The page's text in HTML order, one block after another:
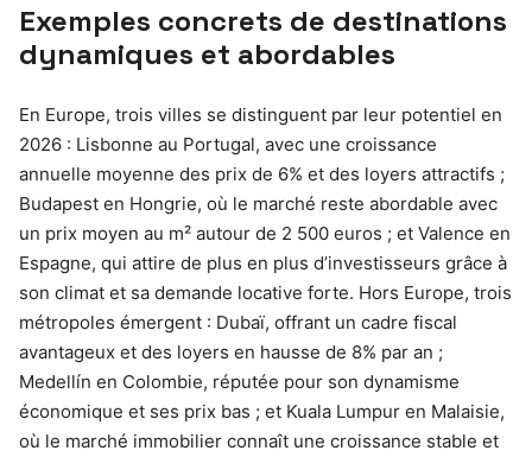
Exemples concrets de destinations
dynamiques et abordables
En Europe, trois villes se distinguent par leur potentiel en
2026 : Lisbonne au Portugal, avec une croissance
annuelle moyenne des prix de 6% et des loyers attractifs ;
Budapest en Hongrie, où le marché reste abordable avec
un prix moyen au m² autour de 2 500 euros ; et Valence en
Espagne, qui attire de plus en plus d’investisseurs grâce à
son climat et sa demande locative forte. Hors Europe, trois
métropoles émergent : Dubaï, offrant un cadre fiscal
avantageux et des loyers en hausse de 8% par an ;
Medellín en Colombie, réputée pour son dynamisme
économique et ses prix bas ; et Kuala Lumpur en Malaisie,
où le marché immobilier connaît une croissance stable et